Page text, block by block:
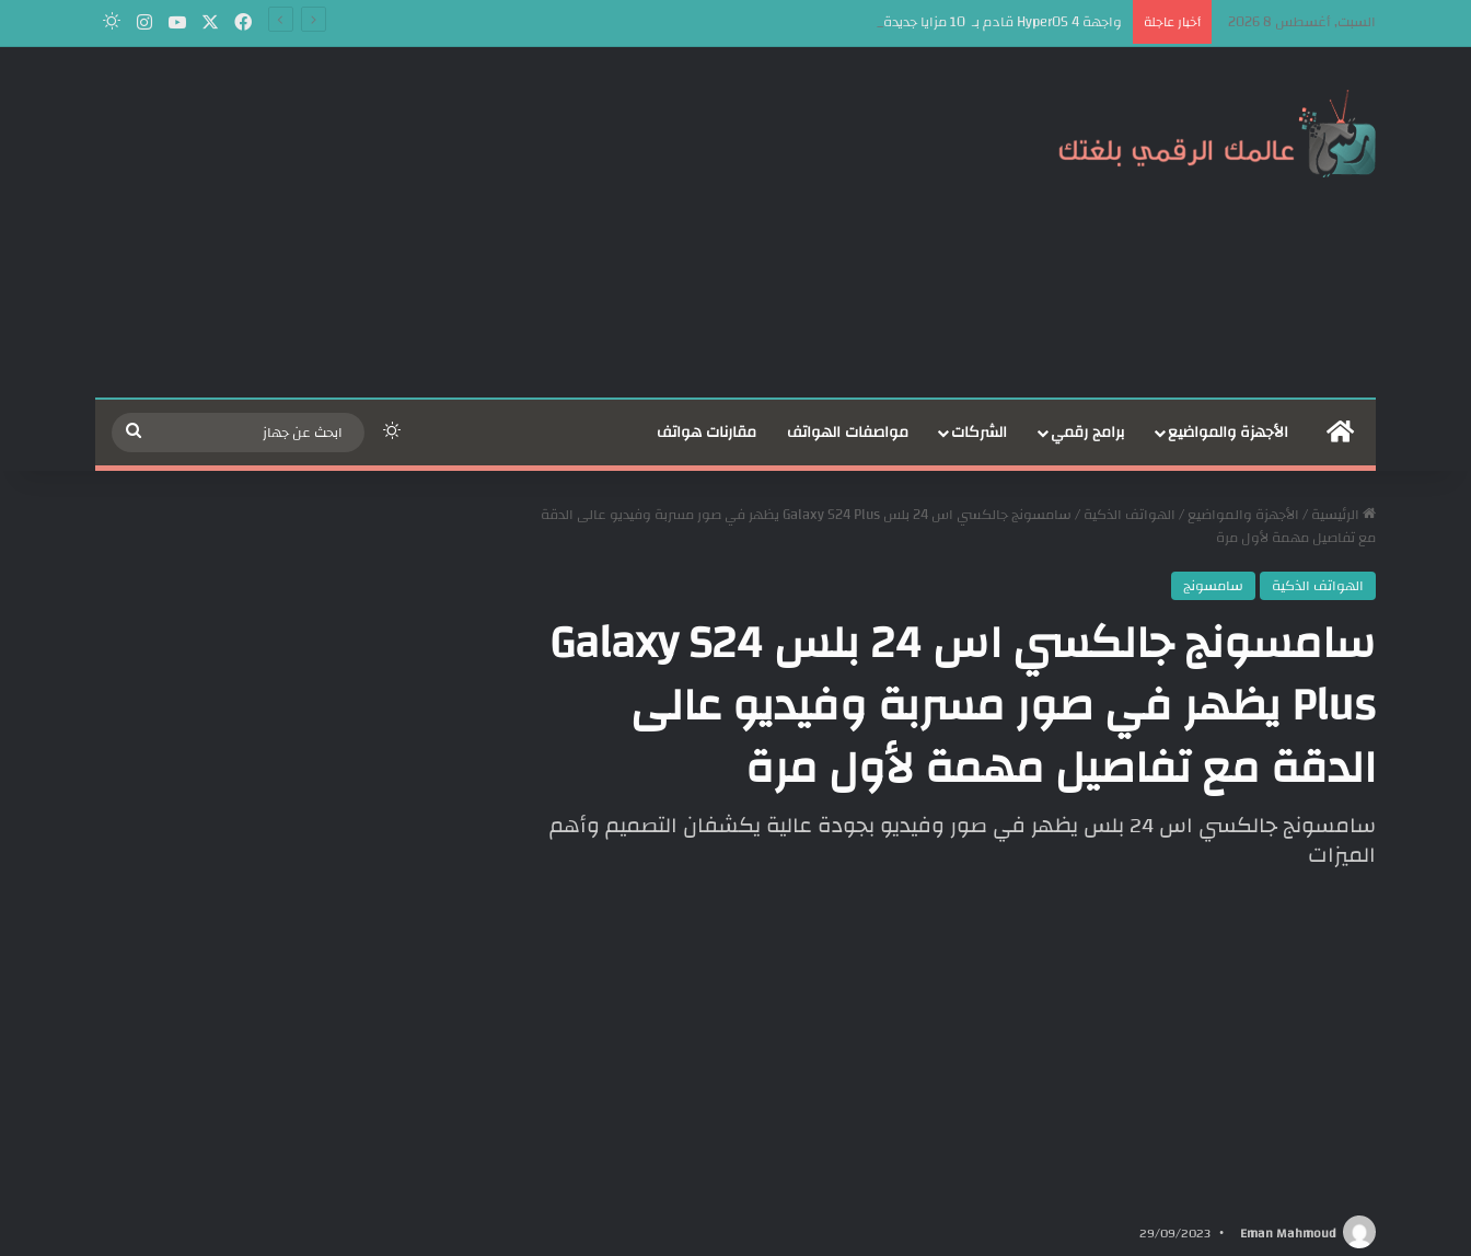
السبت, أغسطس 8 2026 أخبار عاجلة واجهة HyperOS 4 قادم بـ 10 مزايا جديدة مع توسع واضح في الذكاء الاصطناعي! فيسبوك‫YouTube
انستقرامالوضع المظلم
الرئيسيةالأجهزة والمواضيع برامج رقمي الشركات مواصفات الهواتف مقارنات هواتف الوضع المظلم
ابحث
عن
الرئيسية/ الأجهزة والمواضيع/ الهواتف الذكية/
سامسونج جالكسي اس 24 بلس Galaxy S24 Plus يظهر في صور مسربة وفيديو عالى الدقة
مع تفاصيل مهمة لأول مرة
الهواتف الذكية
سامسونج
سامسونج جالكسي اس 24 بلس Galaxy S24
Plus يظهر في صور مسربة وفيديو عالى
الدقة مع تفاصيل مهمة لأول مرة
سامسونج جالكسي اس 24 بلس يظهر في صور وفيديو بجودة عالية يكشفان التصميم وأهم
الميزات
Eman Mahmoud
29/09/2023